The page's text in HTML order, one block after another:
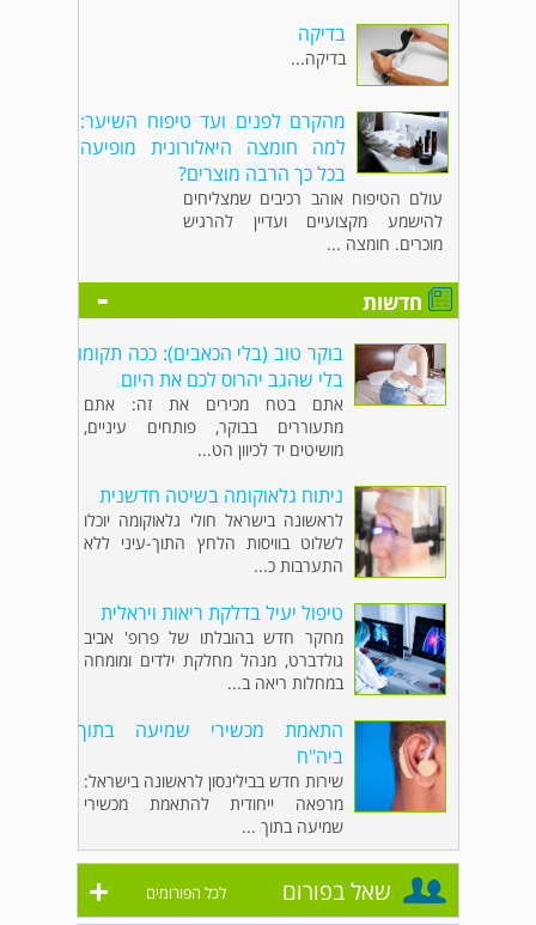
בדיקה
בדיקה...
מהקרם לפנים ועד טיפוח השיער:
למה חומצה היאלורונית מופיעה
בכל כך הרבה מוצרים?
עולם הטיפוח אוהב רכיבים שמצליחים
להישמע מקצועיים ועדיין להרגיש
מוכרים. חומצה ...
חדשות -
בוקר טוב (בלי הכאבים): ככה תקומו
בלי שהגב יהרוס לכם את היום
אתם בטח מכירים את זה: אתם
מתעוררים בבוקר, פותחים עיניים,
מושיטים יד לכיוון הט...
ניתוח גלאוקומה בשיטה חדשנית
לראשונה בישראל חולי גלאוקומה יוכלו
לשלוט בוויסות הלחץ התוך-עיני ללא
התערבות כ...
טיפול יעיל בדלקת ריאות ויראלית
מחקר חדש בהובלתו של פרופ' אביב
גולדברט, מנהל מחלקת ילדים ומומחה
במחלות ריאה ב...
התאמת מכשירי שמיעה בתוך
ביה"ח
שירות חדש בבילינסון לראשונה בישראל:
מרפאה ייחודית להתאמת מכשירי
שמיעה בתוך ...
שאל בפורום לכל הפורומים +